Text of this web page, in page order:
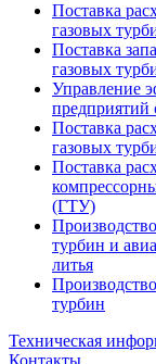
Поставка
газовых
Поставка
газовых
Управление
Поставка
газовых
Поставка
(ГТУ)
турбин и
литья
турбин
Техническая